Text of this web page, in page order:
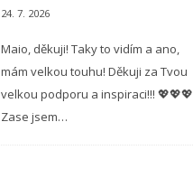
24. 7. 2026
Maio, děkuji! Taky to vidím a ano,
mám velkou touhu! Děkuji za Tvou
velkou podporu a inspiraci!!! 💖💖💖
Zase jsem…